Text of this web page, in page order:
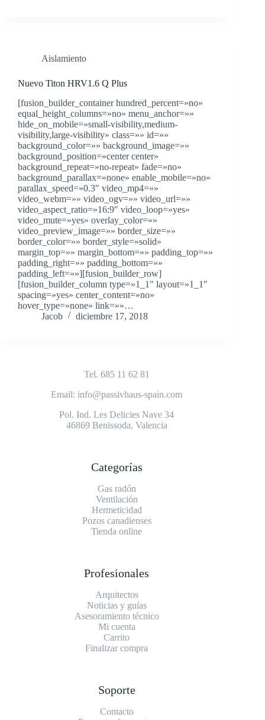
Aislamiento
Nuevo Titon HRV1.6 Q Plus
[fusion_builder_container hundred_percent=»no»
equal_height_columns=»no» menu_anchor=»»
hide_on_mobile=»small-visibility,medium-
visibility,large-visibility» class=»» id=»»
background_color=»» background_image=»»
background_position=»center center»
background_repeat=»no-repeat» fade=»no»
background_parallax=»none» enable_mobile=»no»
parallax_speed=»0.3″ video_mp4=»»
video_webm=»» video_ogv=»» video_url=»»
video_aspect_ratio=»16:9″ video_loop=»yes»
video_mute=»yes» overlay_color=»»
video_preview_image=»» border_size=»»
border_color=»» border_style=»solid»
margin_top=»» margin_bottom=»» padding_top=»»
padding_right=»» padding_bottom=»»
padding_left=»»][fusion_builder_row]
[fusion_builder_column type=»1_1″ layout=»1_1″
spacing=»yes» center_content=»no»
hover_type=»none» link=»»…
Jacob
diciembre 17, 2018
Tel. 685 11 62 81
Email: info@passivhaus-spain.com
Pol. Ind. Les Delicies Nave 34
46869 Benissoda, Valencia
Categorías
Gas radón
Ventilación
Hermeticidad
Pozos canadienses
Tienda online
Profesionales
Arquitectos
Noticias y guías
Asesoramiento técnico
Mi cuenta
Carrito
Finalizar compra
Soporte
Contacto